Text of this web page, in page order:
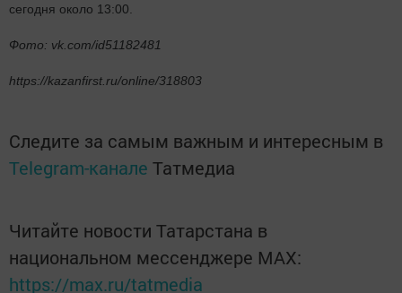
сегодня около 13:00.
Фото: vk.com/id51182481
https://kazanfirst.ru/online/318803
Следите за самым важным и интересным в
Telegram-канале Татмедиа
Читайте новости Татарстана в
национальном мессенджере MАХ:
https://max.ru/tatmedia